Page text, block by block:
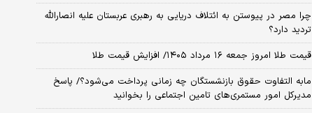
چرا مصر در پیوستن به ائتلاف دریایی به رهبری عربستان علیه انصارالله
تردید دارد؟
قیمت طلا امروز جمعه ۱۶ مرداد ۱۴۰۵/ افزایش قیمت طلا
مابه التفاوت حقوق بازنشستگان چه زمانی پرداخت می‌شود؟/ پاسخ
مدیرکل امور مستمری‌های تامین اجتماعی را بخوانید